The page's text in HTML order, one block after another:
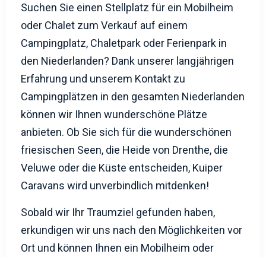
Suchen Sie einen Stellplatz für ein Mobilheim
oder Chalet zum Verkauf auf einem
Campingplatz, Chaletpark oder Ferienpark in
den Niederlanden? Dank unserer langjährigen
Erfahrung und unserem Kontakt zu
Campingplätzen in den gesamten Niederlanden
können wir Ihnen wunderschöne Plätze
anbieten. Ob Sie sich für die wunderschönen
friesischen Seen, die Heide von Drenthe, die
Veluwe oder die Küste entscheiden, Kuiper
Caravans wird unverbindlich mitdenken!
Sobald wir Ihr Traumziel gefunden haben,
erkundigen wir uns nach den Möglichkeiten vor
Ort und können Ihnen ein Mobilheim oder